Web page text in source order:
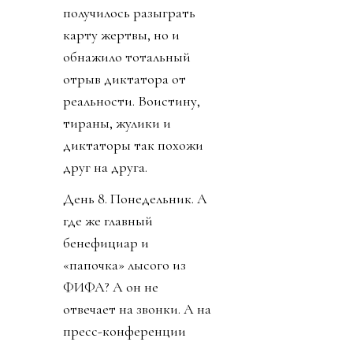
получилось разыграть
карту жертвы, но и
обнажило тотальный
отрыв диктатора от
реальности. Воистину,
тираны, жулики и
диктаторы так похожи
друг на друга.
День 8. Понедельник. А
где же главный
бенефициар и
«папочка» лысого из
ФИФА? А он не
отвечает на звонки. А на
пресс-конференции